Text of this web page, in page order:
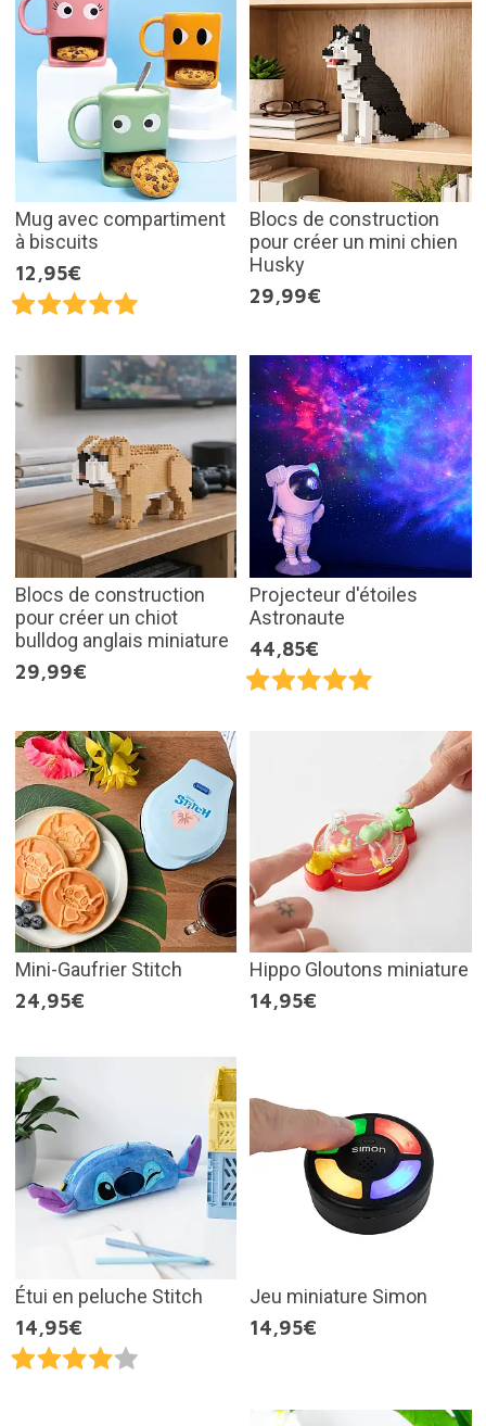
Mug avec compartiment
à biscuits
12,95€
Blocs de construction
pour créer un mini chien
Husky
29,99€
Blocs de construction
pour créer un chiot
bulldog anglais miniature
29,99€
Projecteur d'étoiles
Astronaute
44,85€
Mini-Gaufrier Stitch
24,95€
Hippo Gloutons miniature
14,95€
Étui en peluche Stitch
14,95€
Jeu miniature Simon
14,95€